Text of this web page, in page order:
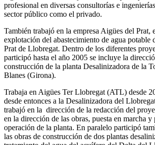
profesional en diversas consultorías e
sector público como el privado.
También trabajó en la empresa Aigües del Prat,
explotación del abastecimiento de agua potable
Prat de Llobregat. Dentro de los diferentes
participó hasta el año 2005 se incluye la
construcción de la planta Desalinizadora de la
Blanes (Girona).
Trabaja en Aigües Ter Llobregat (ATL) desde
desde entonces a la Desalinizadora del
trabajó en la dirección de la redacción del
en la dirección de las obras, puesta en marcha y
operación de la planta. En paralelo participó
las obras de construcción de dos plantas